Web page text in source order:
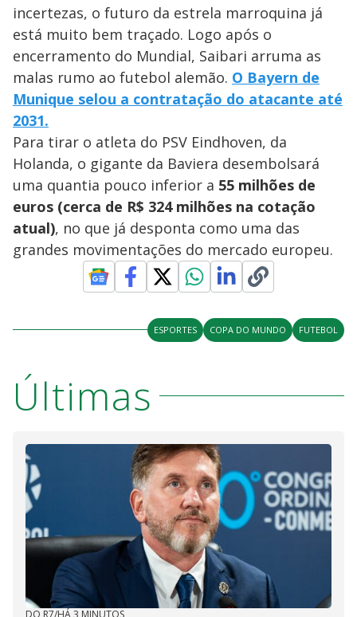
incertezas, o futuro da estrela marroquina já
está muito bem traçado. Logo após o
encerramento do Mundial, Saibari arruma as
malas rumo ao futebol alemão. O Bayern de
Munique selou a contratação do atacante até
2031.
Para tirar o atleta do PSV Eindhoven, da
Holanda, o gigante da Baviera desembolsará
uma quantia pouco inferior a 55 milhões de
euros (cerca de R$ 324 milhões na cotação
atual), no que já desponta como uma das
grandes movimentações do mercado europeu.
ESPORTES COPA DO MUNDO FUTEBOL
Últimas
DO R7/HÁ 3 MINUTOS